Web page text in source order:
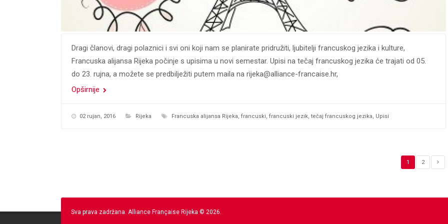
Dragi članovi, dragi polaznici i svi oni koji nam se planirate pridružiti, ljubitelji francuskog jezika i kulture,
Francuska alijansa Rijeka počinje s upisima u novi semestar. Upisi na tečaj francuskog jezika će trajati od 05.
do 23. rujna, a možete se predbilježiti putem maila na rijeka@alliance-francaise.hr,
Opširnije
02 rujan, 2016 Rijeka Francuska alijansa Rijeka, francuski, francuski jezik, tečaj francuskog jezika, Upisi
1 2
Sva prava zadržana. Alliance Française Rijeka © 2026.